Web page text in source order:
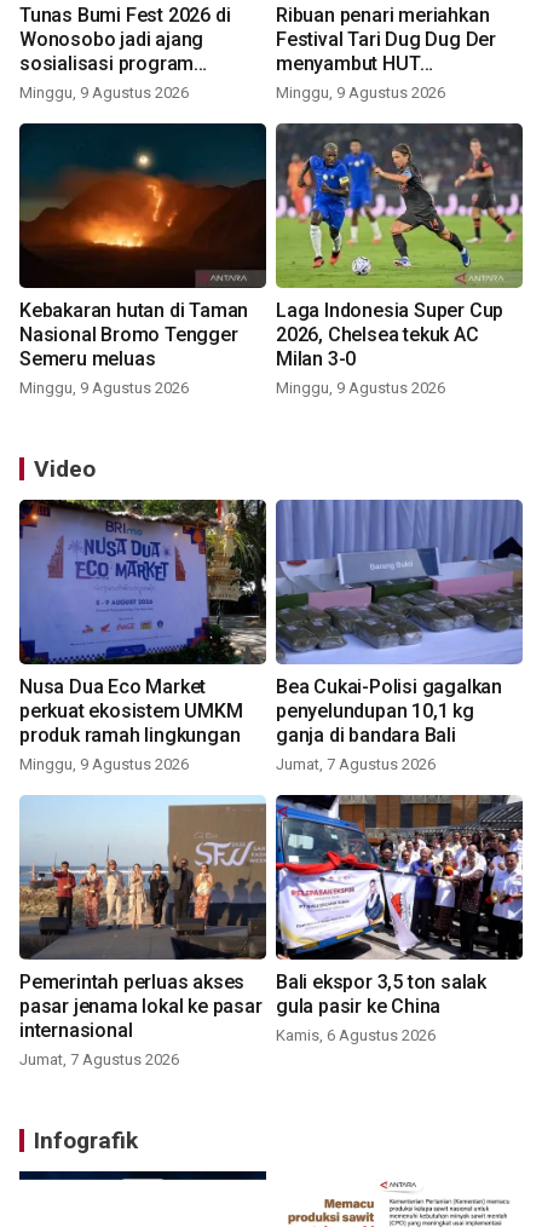
Tunas Bumi Fest 2026 di
Wonosobo jadi ajang
sosialisasi program
pemerintah lewat balon
Minggu, 9 Agustus 2026
Ribuan penari meriahkan
Festival Tari Dug Dug Der
menyambut HUT
Kemerdekaan
Minggu, 9 Agustus 2026
Kebakaran hutan di Taman
Nasional Bromo Tengger
Semeru meluas
Minggu, 9 Agustus 2026
Laga Indonesia Super Cup
2026, Chelsea tekuk AC
Milan 3-0
Minggu, 9 Agustus 2026
Video
Nusa Dua Eco Market
perkuat ekosistem UMKM
produk ramah lingkungan
Minggu, 9 Agustus 2026
Bea Cukai-Polisi gagalkan
penyelundupan 10,1 kg
ganja di bandara Bali
Jumat, 7 Agustus 2026
Pemerintah perluas akses
pasar jenama lokal ke pasar
internasional
Jumat, 7 Agustus 2026
Bali ekspor 3,5 ton salak
gula pasir ke China
Kamis, 6 Agustus 2026
Infografik